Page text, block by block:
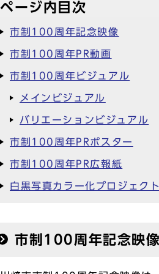
ページ内目次
市制100周年記念映像
市制100周年PR動画
市制100周年ビジュアル
メインビジュアル
バリエーションビジュアル
市制100周年PRポスター
市制100周年PR広報紙
白黒写真カラー化プロジェク
市制100周年記念映